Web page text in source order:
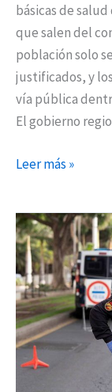
básicas de
que salen del
población solo
justificados, y
vía pública
El gobierno
Leer más »
La
Comunidad
amplía
las
restricciones
de
movilidad